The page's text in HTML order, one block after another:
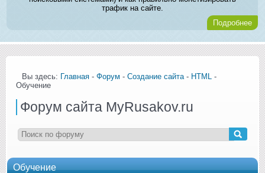
трафик на сайте.
Подробнее
Вы здесь: Главная - Форум - Создание сайта- HTML -
Обучение
Форум сайта MyRusakov.ru
Обучение